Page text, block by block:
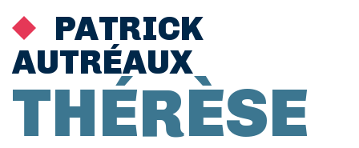
PATRICK
AUTRÉAUX
THÉRÈSE